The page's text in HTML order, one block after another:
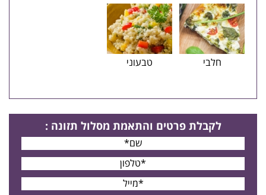
חלבי טבעוני
לקבלת פרטים והתאמת מסלול תזונה :